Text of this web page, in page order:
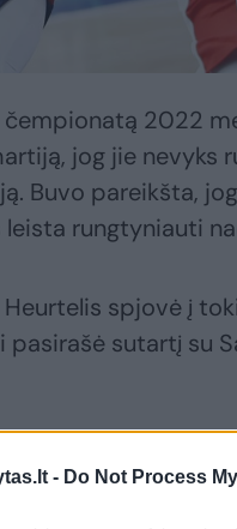
- Do Not Process
2022
jog jie nevyks
Buvo pareikšta,
rungtyniauti
spjovė į
sutartį su
komandose
jog visi Rusijos